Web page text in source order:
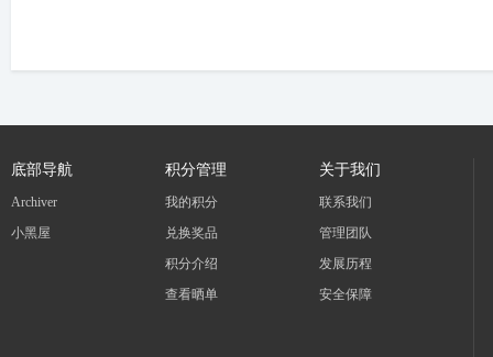
底部导航
Archiver
小黑屋
积分管理
我的积分
兑换奖品
积分介绍
查看晒单
关于我们
联系我们
管理团队
发展历程
安全保障